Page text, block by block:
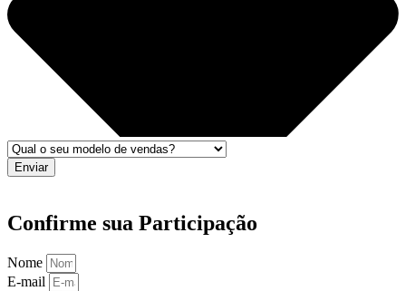
Enviar
Confirme sua Participação
Nome
E-mail